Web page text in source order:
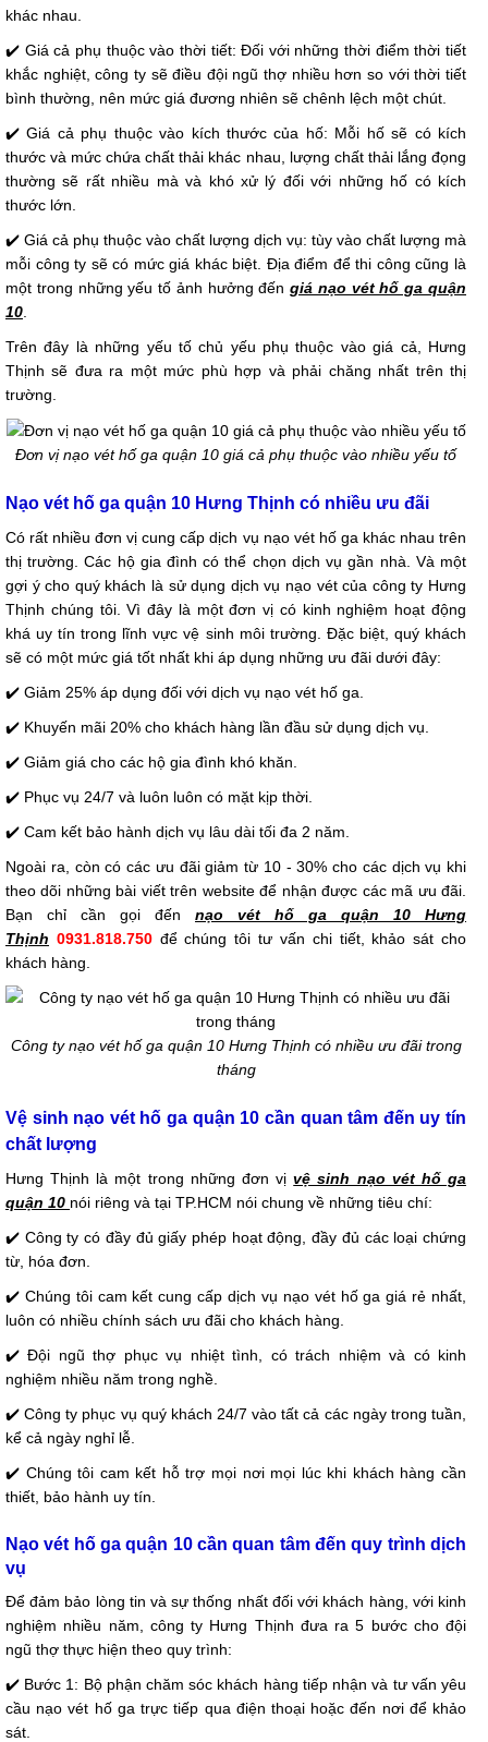
khác nhau.
✔️ Giá cả phụ thuộc vào thời tiết: Đối với những thời điểm thời tiết
khắc nghiệt, công ty sẽ điều đội ngũ thợ nhiều hơn so với thời tiết
bình thường, nên mức giá đương nhiên sẽ chênh lệch một chút.
✔️ Giá cả phụ thuộc vào kích thước của hố: Mỗi hố sẽ có kích
thước và mức chứa chất thải khác nhau, lượng chất thải lắng đọng
thường sẽ rất nhiều mà và khó xử lý đối với những hố có kích
thước lớn.
✔️ Giá cả phụ thuộc vào chất lượng dịch vụ: tùy vào chất lượng mà
mỗi công ty sẽ có mức giá khác biệt. Địa điểm để thi công cũng là
một trong những yếu tố ảnh hưởng đếngiá nạo vét hố ga quận
10
Trên đây là những yếu tố chủ yếu phụ thuộc vào giá cả, Hưng
Thịnh sẽ đưa ra một mức phù hợp và phải chăng nhất trên thị
trường.
Đơn vị nạo vét hố ga quận 10 giá cả phụ thuộc vào nhiều yếu tố
Nạo vét hố ga quận 10 Hưng Thịnh có nhiều ưu đãi
Có rất nhiều đơn vị cung cấp dịch vụ nạo vét hố ga khác nhau trên
thị trường. Các hộ gia đình có thể chọn dịch vụ gần nhà. Và một
gợi ý cho quý khách là sử dụng dịch vụ nạo vét của công ty Hưng
Thịnh chúng tôi. Vì đây là một đơn vị có kinh nghiệm hoạt động
khá uy tín trong lĩnh vực vệ sinh môi trường. Đặc biệt, quý khách
sẽ có một mức giá tốt nhất khi áp dụng những ưu đãi dưới đây:
✔️ Giảm 25% áp dụng đối với dịch vụ nạo vét hố ga.
✔️ Khuyến mãi 20% cho khách hàng lần đầu sử dụng dịch vụ.
✔️ Giảm giá cho các hộ gia đình khó khăn.
✔️ Phục vụ 24/7 và luôn luôn có mặt kịp thời.
✔️ Cam kết bảo hành dịch vụ lâu dài tối đa 2 năm.
Ngoài ra, còn có các ưu đãi giảm từ 10 - 30% cho các dịch vụ khi
theo dõi những bài viết trên website để nhận được các mã ưu đãi.
Bạn chỉ cần gọi đến nạo vét hố ga quận 10 Hưng
Thịnh 0931.818.750để chúng tôi tư vấn chi tiết, khảo sát cho
khách hàng.
Công ty nạo vét hố ga quận 10 Hưng Thịnh có nhiều ưu đãi trong
tháng
Vệ sinh nạo vét hố ga quận 10 cần quan tâm đến uy tín
chất lượng
Hưng Thịnh là một trong những đơn vịvệ sinh nạo vét hố ga
quận 10 nói riêng và tại TP.HCM nói chung về những tiêu chí:
✔️ Công ty có đầy đủ giấy phép hoạt động, đầy đủ các loại chứng
từ, hóa đơn.
✔️ Chúng tôi cam kết cung cấp dịch vụ nạo vét hố ga giá rẻ nhất,
luôn có nhiều chính sách ưu đãi cho khách hàng.
✔️ Đội ngũ thợ phục vụ nhiệt tình, có trách nhiệm và có kinh
nghiệm nhiều năm trong nghề.
✔️ Công ty phục vụ quý khách 24/7 vào tất cả các ngày trong tuần,
kể cả ngày nghỉ lễ.
✔️ Chúng tôi cam kết hỗ trợ mọi nơi mọi lúc khi khách hàng cần
thiết, bảo hành uy tín.
Nạo vét hố ga quận 10 cần quan tâm đến quy trình dịch
vụ
Để đảm bảo lòng tin và sự thống nhất đối với khách hàng, với kinh
nghiệm nhiều năm, công ty Hưng Thịnh đưa ra 5 bước cho đội
ngũ thợ thực hiện theo quy trình:
✔️ Bước 1: Bộ phận chăm sóc khách hàng tiếp nhận và tư vấn yêu
cầu nạo vét hố ga trực tiếp qua điện thoại hoặc đến nơi để khảo
sát.